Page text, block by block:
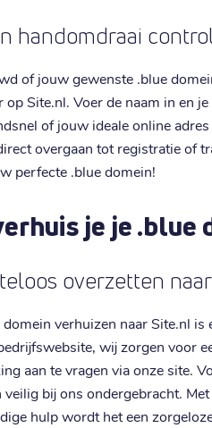
handomdraai
of jouw gewenste .blue
op Site.nl. Voer de naam in en
of jouw ideale online
overgaan tot registratie of
perfecte .blue domein!
je je .blue
overzetten
domein verhuizen naar Site.nl
wij zorgen voor
aan te vragen via onze site.
veilig bij ons ondergebracht.
hulp wordt het een